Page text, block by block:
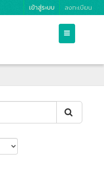
เข้าสู่ระบบ ลงทะเบียน